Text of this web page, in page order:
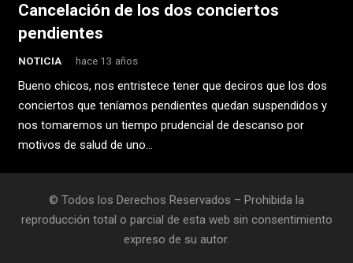
Cancelación de los dos conciertos
pendientes
NOTICIA hace 13 años
Bueno chicos, nos entristece tener que deciros que los dos
conciertos que teníamos pendientes quedan suspendidos y
nos tomaremos un tiempo prudencial de descanso por
motivos de salud de uno…
© Todos los Derechos Reservados – Prohibida la
reproducción total o parcial de esta web sin consentimiento
expreso de su autor.